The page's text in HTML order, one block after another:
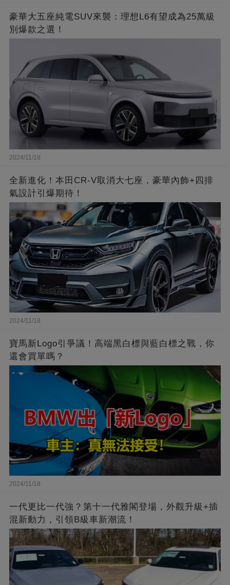
豪華大五座純電SUV來襲：理想L6有望成為25萬級
別爆款之選！
2024/11/18
全新進化！本田CR-V取消大七座，豪華內飾+四排
氣設計引爆期待！
2024/11/18
寶馬新Logo引爭議！高端黑白標與藍白標之戰，你
還會買單嗎？
2024/11/18
一代更比一代強？第十一代雅閣登場，外觀升級+插
混新動力，引領B級車新潮流！